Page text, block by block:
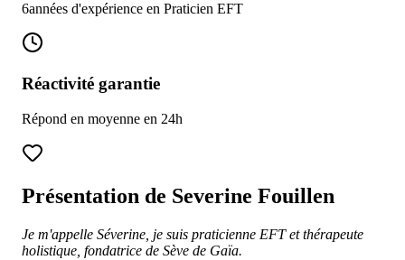
6années d'expérience en Praticien EFT
Réactivité garantie
Répond en moyenne en 24h
Présentation de Severine Fouillen
Je m'appelle Séverine, je suis praticienne EFT et thérapeute
holistique, fondatrice de Sève de Gaïa.